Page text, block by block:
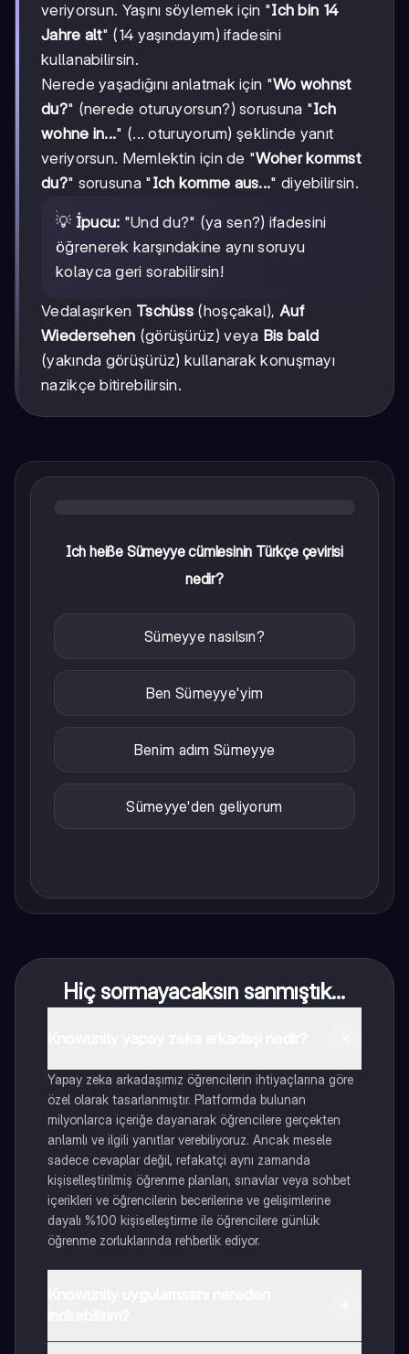
veriyorsun. Yaşını söylemek için "Ich bin 14
Jahre alt" (14 yaşındayım) ifadesini
kullanabilirsin.
Nerede yaşadığını anlatmak için "Wo wohnst
du?" (nerede oturuyorsun?) sorusuna "Ich
wohne in..." (... oturuyorum) şeklinde yanıt
veriyorsun. Memlektin için de "Woher kommst
du?" sorusuna "Ich komme aus..." diyebilirsin.
💡 İpucu: "Und du?" (ya sen?) ifadesini
öğrenerek karşındakine aynı soruyu
kolayca geri sorabilirsin!
Vedalaşırken Tschüss (hoşçakal), Auf
Wiedersehen (görüşürüz) veya Bis bald
(yakında görüşürüz) kullanarak konuşmayı
nazikçe bitirebilirsin.
Ich heiße Sümeyye cümlesinin Türkçe çevirisi
nedir?
Sümeyye nasılsın?
Ben Sümeyye'yim
Benim adım Sümeyye
Sümeyye'den geliyorum
Hiç sormayacaksın sanmıştık...
Yapay zeka arkadaşımız öğrencilerin ihtiyaçlarına göre
özel olarak tasarlanmıştır. Platformda bulunan
milyonlarca içeriğe dayanarak öğrencilere gerçekten
anlamlı ve ilgili yanıtlar verebiliyoruz. Ancak mesele
sadece cevaplar değil, refakatçi aynı zamanda
kişiselleştirilmiş öğrenme planları, sınavlar veya sohbet
içerikleri ve öğrencilerin becerilerine ve gelişimlerine
dayalı %100 kişiselleştirme ile öğrencilere günlük
öğrenme zorluklarında rehberlik ediyor.